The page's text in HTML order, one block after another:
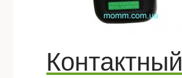
Контактный